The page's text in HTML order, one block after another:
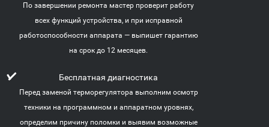
По завершении ремонта мастер проверит работу
всех функций устройства, и при исправной
работоспособности аппарата — выпишет гарантию
на срок до 12 месяцев.
Бесплатная диагностика
Перед заменой терморегулятора выполним осмотр
техники на программном и аппаратном уровнях,
определим причину поломки и выявим возможные